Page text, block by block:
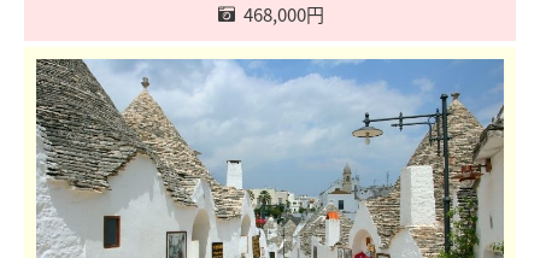
468,000円